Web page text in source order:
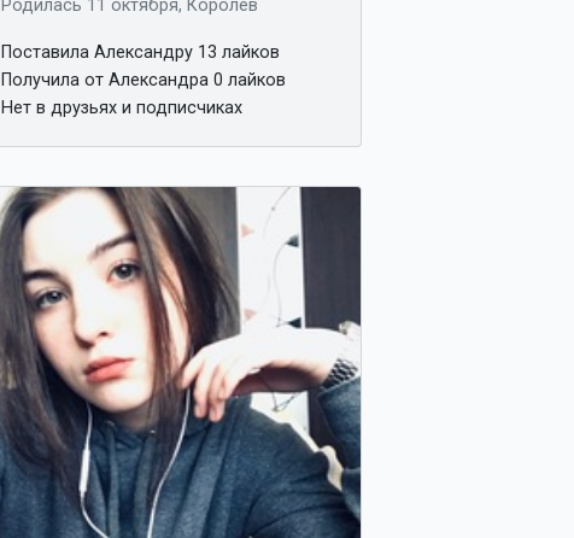
Родилась 11 октября, Королёв
Поставила Александру 13 лайков
Получила от Александра 0 лайков
Нет в друзьях и подписчиках